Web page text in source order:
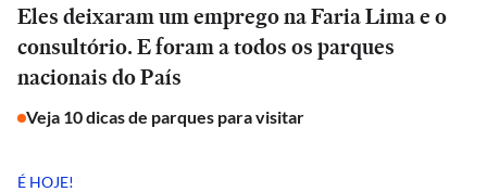
Eles deixaram um emprego na Faria Lima e o
consultório. E foram a todos os parques
nacionais do País
Veja 10 dicas de parques para visitar
É HOJE!